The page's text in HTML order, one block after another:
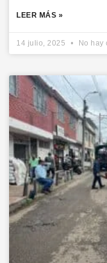
LEER MÁS »
14 julio, 2025 No hay